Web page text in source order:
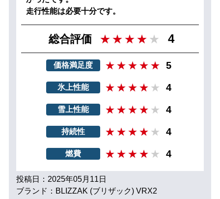
走行性能は必要十分です。
総合評価 4
価格満足度 5
氷上性能 4
雪上性能 4
持続性 4
燃費 4
投稿日：2025年05月11日
ブランド：BLIZZAK (ブリザック) VRX2